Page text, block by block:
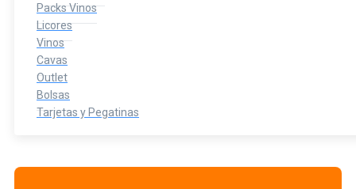
Packs Vinos
Licores
Vinos
Cavas
Outlet
Bolsas
Tarjetas y Pegatinas